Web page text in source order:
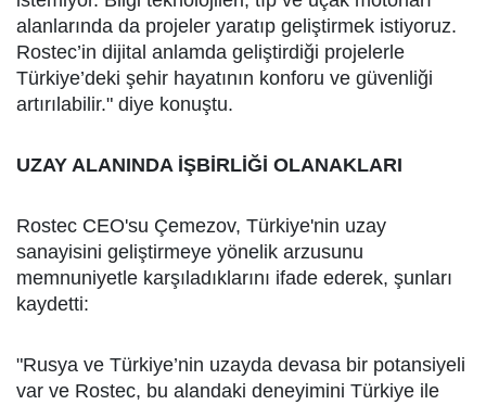
alanlarında da projeler yaratıp geliştirmek istiyoruz.
Rostec’in dijital anlamda geliştirdiği projelerle
Türkiye’deki şehir hayatının konforu ve güvenliği
artırılabilir." diye konuştu.
UZAY ALANINDA İŞBİRLİĞİ OLANAKLARI
Rostec CEO'su Çemezov, Türkiye'nin uzay
sanayisini geliştirmeye yönelik arzusunu
memnuniyetle karşıladıklarını ifade ederek, şunları
kaydetti:
"Rusya ve Türkiye’nin uzayda devasa bir potansiyeli
var ve Rostec, bu alandaki deneyimini Türkiye ile